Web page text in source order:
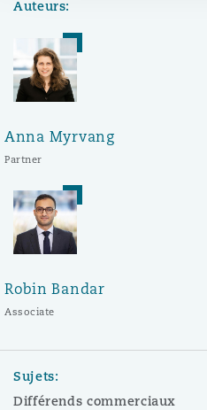
Auteurs:
Anna Myrvang
Partner
Robin Bandar
Associate
Sujets:
Différends commerciaux